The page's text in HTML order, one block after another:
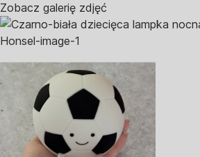
Zobacz galerię zdjęć